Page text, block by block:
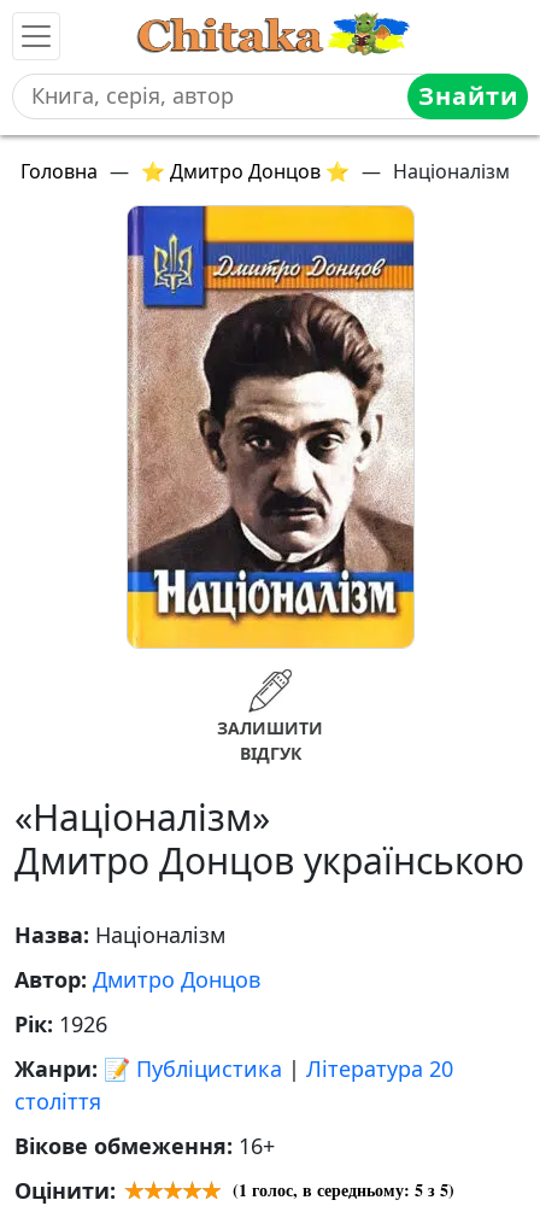
Знайти
Головна — ⭐ Дмитро Донцов ⭐ — Націоналізм
ЗАЛИШИТИ
ВІДГУК
«Націоналізм»
Дмитро Донцов українською
Назва: Націоналізм
Автор: Дмитро Донцов
Рік: 1926
Жанри: 📝 Публіцистика | Література 20
століття
Вікове обмеження: 16+
Оцінити:
(1 голос, в середньому: 5з 5)